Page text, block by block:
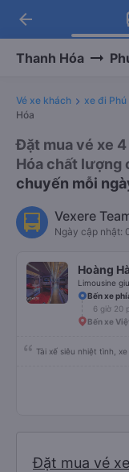
-
arrow_back
Thanh Hóa
Vé xe khách xe đi
Hóa
Đặt mua vé xe
Hóa chất lượng
chuyến mỗi
Vexere
Ngày cập nhật:
Hoàng
Limousine
Bến xe
6 giờ 20
Bến xe
Tài xế siêu nhiệt tình,
Đặt mua vé